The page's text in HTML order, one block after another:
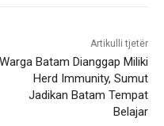
Artikulli tjetër
Warga Batam Dianggap Miliki
Herd Immunity, Sumut
Jadikan Batam Tempat
Belajar